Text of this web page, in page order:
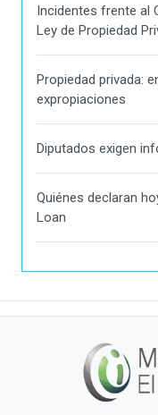
Incidentes frente al
Ley de Propiedad
Propiedad privada:
expropiaciones
Diputados exigen
Quiénes declaran
Loan